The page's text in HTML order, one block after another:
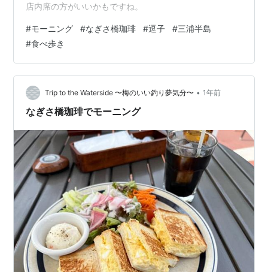
店内席の方がいいかもですね。
#モーニング #なぎさ橋珈琲 #逗子 #三浦半島
#食べ歩き
Trip to the Waterside 〜梅のいい釣り夢気分〜 • 1年前
なぎさ橋珈琲でモーニング